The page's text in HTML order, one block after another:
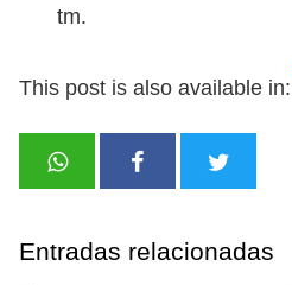
tm.
This post is also available in:
Entradas relacionadas